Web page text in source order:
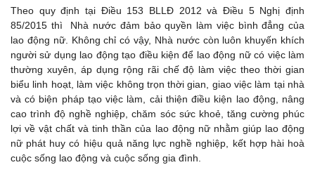
Theo quy định tại Điều 153 BLLĐ 2012 và Điều 5 Nghị định
85/2015 thì Nhà nước đảm bảo quyền làm việc bình đẳng của
lao động nữ. Không chỉ có vậy, Nhà nước còn luôn khuyến khích
người sử dụng lao động tạo điều kiện để lao động nữ có việc làm
thường xuyên, áp dụng rộng rãi chế độ làm việc theo thời gian
biểu linh hoạt, làm việc không trọn thời gian, giao việc làm tại nhà
và có biện pháp tạo việc làm, cải thiện điều kiện lao động, nâng
cao trình độ nghề nghiệp, chăm sóc sức khoẻ, tăng cường phúc
lợi về vật chất và tinh thần của lao động nữ nhằm giúp lao động
nữ phát huy có hiệu quả năng lực nghề nghiệp, kết hợp hài hoà
cuộc sống lao động và cuộc sống gia đình.